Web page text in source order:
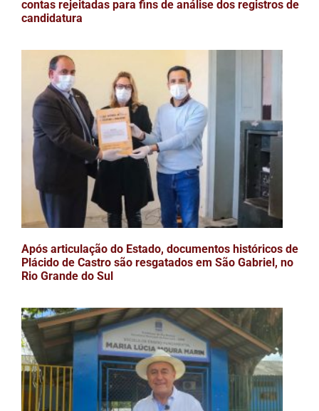
contas rejeitadas para fins de análise dos registros de
candidatura
Após articulação do Estado, documentos históricos de
Plácido de Castro são resgatados em São Gabriel, no
Rio Grande do Sul